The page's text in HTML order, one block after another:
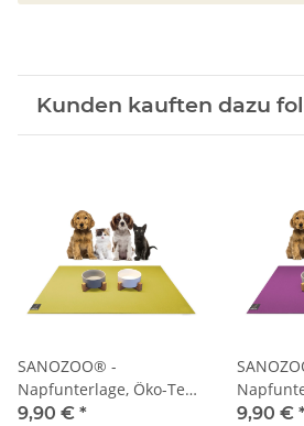
Kunden kauften dazu
SANOZOO® -
Napfunterlage, Öko-Tex,
Rechteckig 30 x 40 cm
9,90 € * 9,90 €